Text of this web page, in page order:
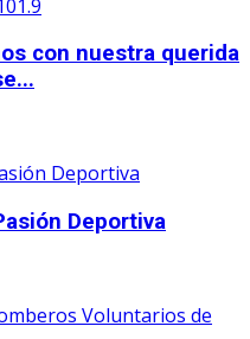
con nuestra querida
Deportiva